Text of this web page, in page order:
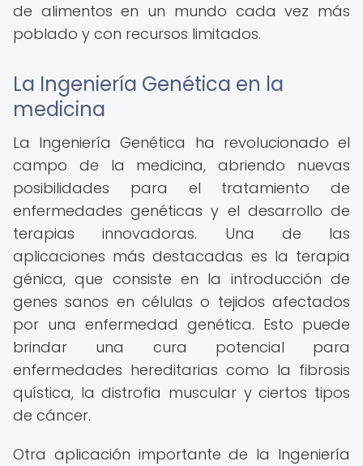
de alimentos en un mundo cada vez más
poblado y con recursos limitados.
La Ingeniería Genética en la
medicina
La Ingeniería Genética ha revolucionado el
campo de la medicina, abriendo nuevas
posibilidades para el tratamiento de
enfermedades genéticas y el desarrollo de
terapias innovadoras. Una de las
aplicaciones más destacadas es la terapia
génica, que consiste en la introducción de
genes sanos en células o tejidos afectados
por una enfermedad genética. Esto puede
brindar una cura potencial para
enfermedades hereditarias como la fibrosis
quística, la distrofia muscular y ciertos tipos
de cáncer.
Otra aplicación importante de la Ingeniería